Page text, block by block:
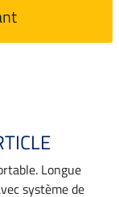
Longue
système de